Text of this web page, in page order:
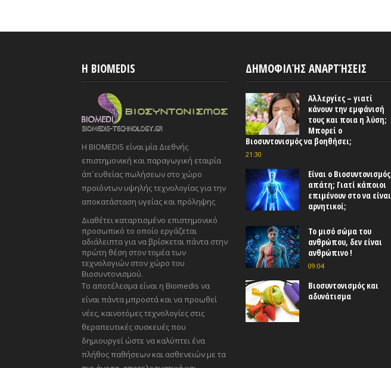
H BIOMEDIS
Η BIOMEDIS είναι μία Διεθνής
επιστημονική και παραγωγική εταιρία
άπ`ευθείας πωλήσεων στο χώρο
προϊόντων υψηλής τεχνολογίας για την
αποκατάσταση υγείας και πρόληψης
Διαθέτει καταρτισμένο επιστημονικό
προσωπικό το οποίο εργάζεται
αδιάλειπτα για να βρίσκεται πάντα στην
πρώτη θέση στον τομέα των
τεχνολογιών στον χώρο του
Βιοσυντονισμού.
Το αποτέλεσμα είναι η Biomedis να
είναι πάντα μπροστά και να προωθεί
νέες, καινοτόμες τεχνολογίες στις
θεραπευτικές συσκευές που
δημιουργεί ώστε να καλύπτει ένα
πλήθος παθήσεων και ασθενειών με τα
ΔΗΜΟΦΙΛΉΣ ΑΝΑΡΤΉΣΕΙΣ
Αλλεργίες – γιατί
κάνουν την εμφάνισή
τους και ποια η λύση;
Μπορεί ο
Βιοσυντονισμός να βοηθήσει;
21:30
Είναι ο Βιοσυντονισμός
απάτη; Γιατί κάποιοι
επιμένουν στο να είναι
αρνητικοί;
Το μισό σώμα του
ανθρώπου, δεν είναι
ανθρώπινο !
09:04
Βιοσυντονισμός και
αδυνάτισμα